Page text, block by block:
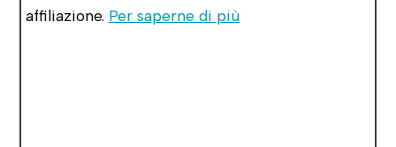
affiliazione. Per saperne di più